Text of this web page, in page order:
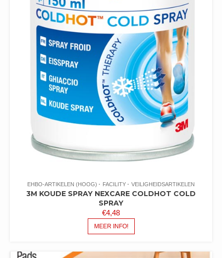
EHBO-ARTIKELEN (HOOG) FACILITY VEILIGHEIDSARTIKELEN
3M KOUDE SPRAY NEXCARE COLDHOT COLD
SPRAY
€4,48
MEER INFO!